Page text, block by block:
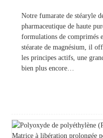
Notre fumarate de stéaryle
pharmaceutique de haute
formulations de comprimés
stéarate de magnésium, il
les principes actifs, une
bien plus encore…